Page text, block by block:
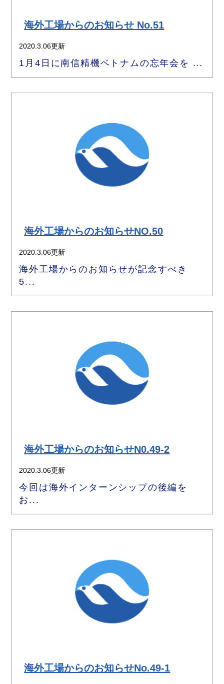
海外工場からのお知らせ No.51
2020.3.06更新
1月4日に南信精機ベトナムの忘年会を ...
海外工場からのお知らせNO.50
2020.3.06更新
海外工場からのお知らせが記念すべき
5...
海外工場からのお知らせN0.49-2
2020.3.06更新
今回は海外インターンシップの後編を
お...
海外工場からのお知らせNo.49-1